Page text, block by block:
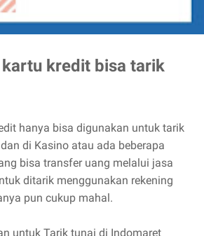
kartu kredit bisa tarik
hanya bisa digunakan untuk tarik
di Kasino atau ada beberapa
bisa transfer uang melalui jasa
ditarik menggunakan rekening
pun cukup mahal.
untuk Tarik tunai di Indomaret